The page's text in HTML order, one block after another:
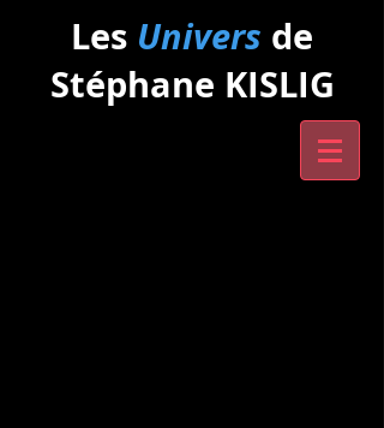
Les Univers de
Stéphane KISLIG